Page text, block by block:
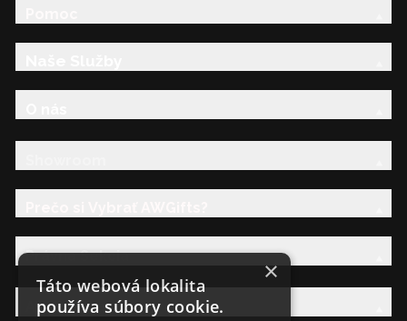
Právna Sekcia
AW Rodina
×
Táto webová lokalita
používa súbory cookie.